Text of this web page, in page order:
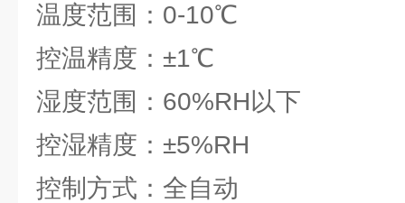
温度范围：0-10℃
控温精度：±1℃
湿度范围：60%RH以下
控湿精度：±5%RH
控制方式：全自动